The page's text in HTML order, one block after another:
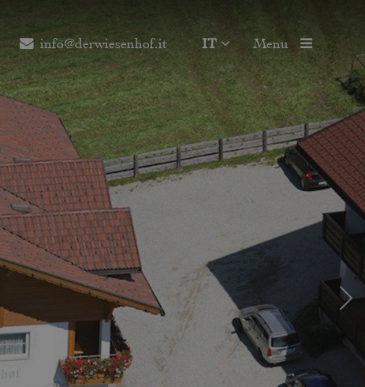
Menu
IT
info@derwiesenhof.it